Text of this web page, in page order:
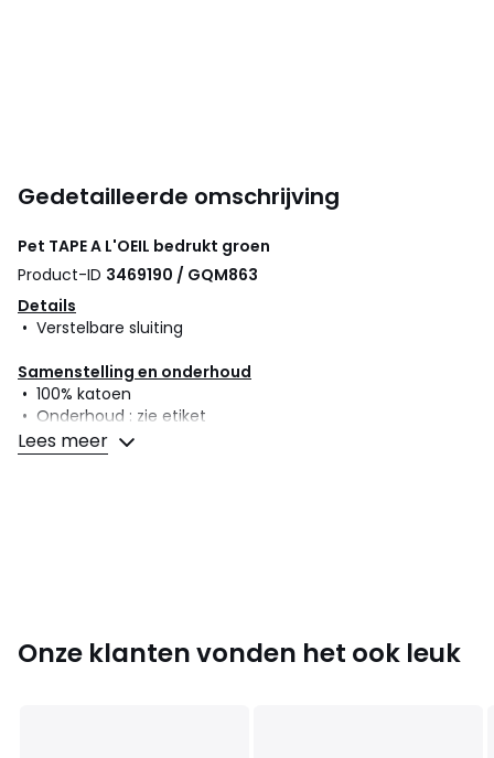
Gedetailleerde omschrijving
Pet TAPE A L'OEIL bedrukt groen
Product-ID 3469190 / GQM863
Details
• Verstelbare sluiting
Samenstelling en onderhoud
• 100% katoen
• Onderhoud : zie etiket
Lees meer
Onze klanten vonden het ook leuk